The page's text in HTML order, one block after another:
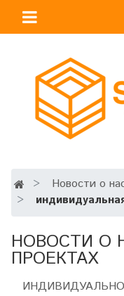
Новости о
НОВОСТИ О
ПРОЕКТАХ